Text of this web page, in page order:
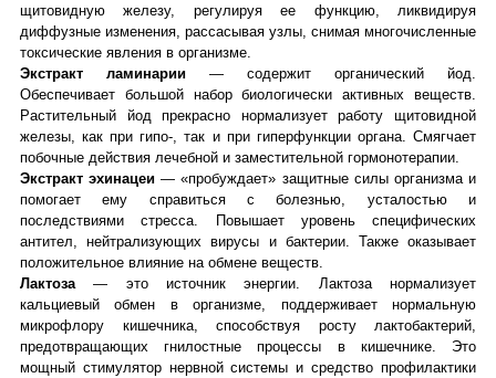
щитовидную железу, регулируя ее функцию, ликвидируя
диффузные изменения, рассасывая узлы, снимая многочисленные
токсические явления в организме.
Экстракт ламинарии ― содержит органический йод.
Обеспечивает большой набор биологически активных веществ.
Растительный йод прекрасно нормализует работу щитовидной
железы, как при гипо-, так и при гиперфункции органа. Смягчает
побочные действия лечебной и заместительной гормонотерапии.
Экстракт эхинацеи ― «пробуждает» защитные силы организма и
помогает ему справиться с болезнью, усталостью и
последствиями стресса. Повышает уровень специфических
антител, нейтрализующих вирусы и бактерии. Также оказывает
положительное влияние на обмене веществ.
Лактоза ― это источник энергии. Лактоза нормализует
кальциевый обмен в организме, поддерживает нормальную
микрофлору кишечника, способствуя росту лактобактерий,
предотвращающих гнилостные процессы в кишечнике. Это
мощный стимулятор нервной системы и средство профилактики